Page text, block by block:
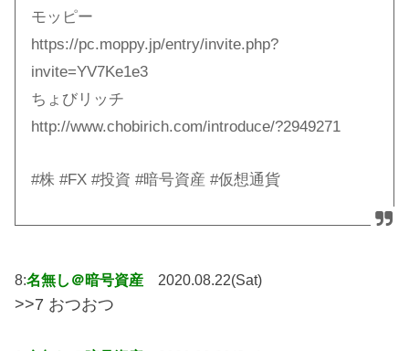
モッピー
https://pc.moppy.jp/entry/invite.php?
invite=YV7Ke1e3
ちょびリッチ
http://www.chobirich.com/introduce/?2949271
#株 #FX #投資 #暗号資産 #仮想通貨
8:名無し＠暗号資産 2020.08.22(Sat)
>>7 おつおつ